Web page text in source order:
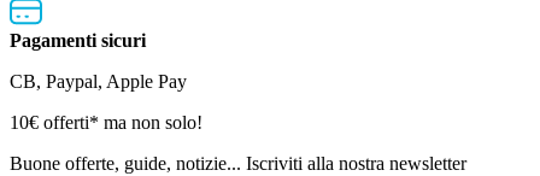
Pagamenti sicuri
CB, Paypal, Apple Pay
Newsletter
10€ offerti* ma non solo!
Buone offerte, guide, notizie... Iscriviti alla nostra newsletter